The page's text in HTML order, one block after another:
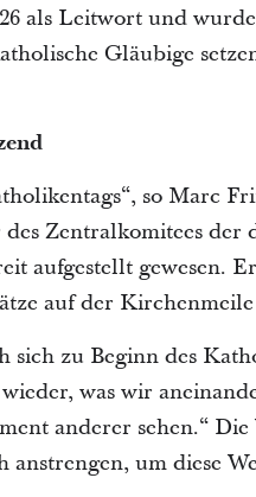
als Leitwort und
Gläubige
so Marc
Zentralkomitees
aufgestellt gewesen.
auf der Kirchenmeile
sich zu Beginn des
was wir
anderer sehen.“
um diese